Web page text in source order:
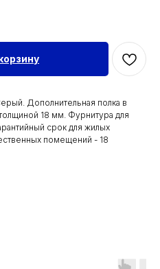
Дополнительная полка в
18 мм. Фурнитура для
срок для жилых
помещений - 18